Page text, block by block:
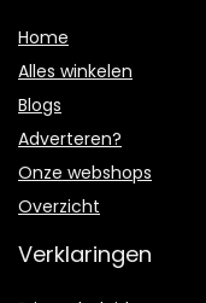
Home
Alles winkelen
Blogs
Adverteren?
Onze webshops
Overzicht
Verklaringen